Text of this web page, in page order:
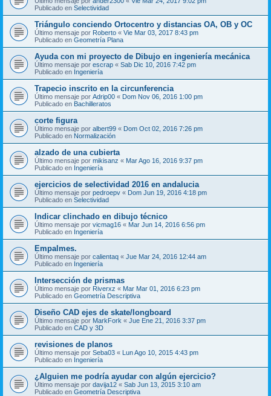
Publicado en Selectividad
Triángulo conciendo Ortocentro y distancias OA, OB y OC
Último mensaje por Roberto « Vie Mar 03, 2017 8:43 pm
Publicado en Geometría Plana
Ayuda con mi proyecto de Dibujo en ingeniería mecánica
Último mensaje por escrap « Sab Dic 10, 2016 7:42 pm
Publicado en Ingeniería
Trapecio inscrito en la circunferencia
Último mensaje por Adrip00 « Dom Nov 06, 2016 1:00 pm
Publicado en Bachilleratos
corte figura
Último mensaje por albert99 « Dom Oct 02, 2016 7:26 pm
Publicado en Normalización
alzado de una cubierta
Último mensaje por mikisanz « Mar Ago 16, 2016 9:37 pm
Publicado en Ingeniería
ejercicios de selectividad 2016 en andalucia
Último mensaje por pedroepv « Dom Jun 19, 2016 4:18 pm
Publicado en Selectividad
Indicar clinchado en dibujo técnico
Último mensaje por vicmag16 « Mar Jun 14, 2016 6:56 pm
Publicado en Ingeniería
Empalmes.
Último mensaje por calientaq « Jue Mar 24, 2016 12:44 am
Publicado en Ingeniería
Intersección de prismas
Último mensaje por Riverxz « Mar Mar 01, 2016 6:23 pm
Publicado en Geometría Descriptiva
Diseño CAD ejes de skate/longboard
Último mensaje por MarkFork « Jue Ene 21, 2016 3:37 pm
Publicado en CAD y 3D
revisiones de planos
Último mensaje por Seba03 « Lun Ago 10, 2015 4:43 pm
Publicado en Ingeniería
¿Alguien me podría ayudar con algún ejercicio?
Último mensaje por davija12 « Sab Jun 13, 2015 3:10 am
Publicado en Geometría Descriptiva